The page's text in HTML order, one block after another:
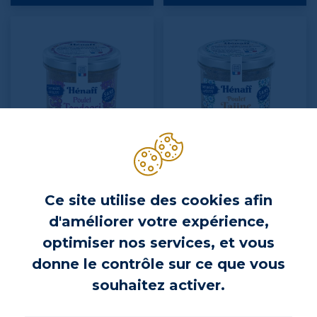
Ce site utilise des cookies afin
d'améliorer votre expérience,
optimiser nos services, et vous
donne le contrôle sur ce que vous
souhaitez activer.
Tartinade Poulet Tandoori -
2,70 €
HÉNAFF
Tartinade Poulet Tajine - 90g
Prix
2,70 €